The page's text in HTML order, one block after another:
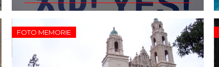
FOTO MEMORIE